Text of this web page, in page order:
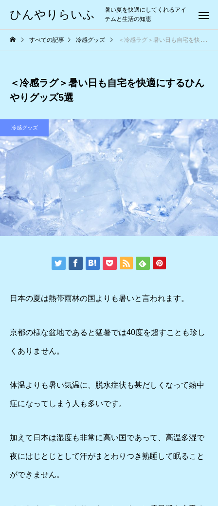
ひんやりらいふ
暑い夏を快適にしてくれるアイ
テムと生活の知恵
すべての記事 冷感グッズ ＜冷感ラグ＞暑い日も自宅を快適にするひんやりグッズ5選
＜冷感ラグ＞暑い日も自宅を快適にするひん
やりグッズ5選
冷感グッズ
日本の夏は熱帯雨林の国よりも暑いと言われます。
京都の様な盆地であると猛暑では40度を超すことも珍し
くありません。
体温よりも暑い気温に、脱水症状も甚だしくなって熱中
症になってしまう人も多いです。
加えて日本は湿度も非常に高い国であって、高温多湿で
夜にはじとじとして汗がまとわりつき熟睡して眠ること
ができません。